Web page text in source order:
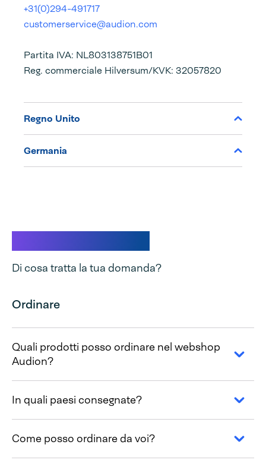
+31(0)294-491717
customerservice@audion.com
Partita IVA: NL803138751B01
Reg. commerciale Hilversum/KVK: 32057820
Regno Unito
Germania
Di cosa tratta la tua domanda?
Ordinare
Quali prodotti posso ordinare nel webshop
Audion?
In quali paesi consegnate?
Come posso ordinare da voi?